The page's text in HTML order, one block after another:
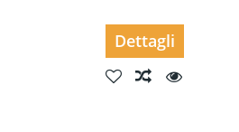
Dettagli